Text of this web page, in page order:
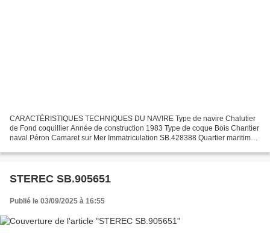
CARACTÉRISTIQUES TECHNIQUES DU NAVIRE Type de navire Chalutier
de Fond coquillier Année de construction 1983 Type de coque Bois Chantier
naval Péron Camaret sur Mer Immatriculation SB.428388 Quartier maritime :
STEREC SB.905651
Publié le 03/09/2025 à 16:55